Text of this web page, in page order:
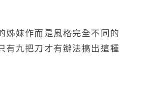
姊妹作而是風格完全不同的
有九把刀才有辦法搞出這種